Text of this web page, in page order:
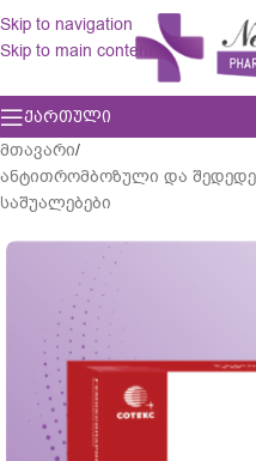
Skip to navigation
Skip to main content
ᲥᲐᲠᲗᲣᲚᲘ
მთავარი/
ანტითრომბოზული და
საშუალებები